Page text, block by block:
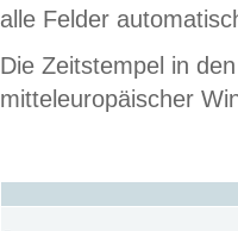
alle Felder
Die Zeitstempel in
mitteleuropäischer